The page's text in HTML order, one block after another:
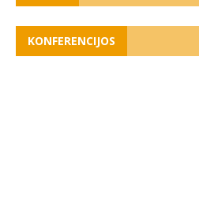
KONFERENCIJOS